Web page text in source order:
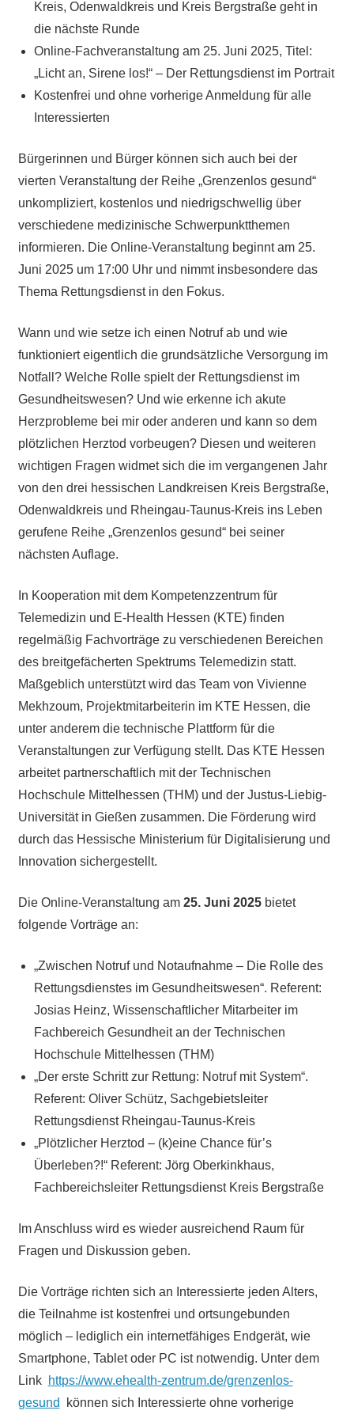
Kreis, Odenwaldkreis und Kreis Bergstraße geht in
die nächste Runde
Online-Fachveranstaltung am 25. Juni 2025, Titel:
„Licht an, Sirene los!“ – Der Rettungsdienst im Portrait
Kostenfrei und ohne vorherige Anmeldung für alle
Interessierten
Bürgerinnen und Bürger können sich auch bei der
vierten Veranstaltung der Reihe „Grenzenlos gesund“
unkompliziert, kostenlos und niedrigschwellig über
verschiedene medizinische Schwerpunktthemen
informieren. Die Online-Veranstaltung beginnt am 25.
Juni 2025 um 17:00 Uhr und nimmt insbesondere das
Thema Rettungsdienst in den Fokus.
Wann und wie setze ich einen Notruf ab und wie
funktioniert eigentlich die grundsätzliche Versorgung im
Notfall? Welche Rolle spielt der Rettungsdienst im
Gesundheitswesen? Und wie erkenne ich akute
Herzprobleme bei mir oder anderen und kann so dem
plötzlichen Herztod vorbeugen? Diesen und weiteren
wichtigen Fragen widmet sich die im vergangenen Jahr
von den drei hessischen Landkreisen Kreis Bergstraße,
Odenwaldkreis und Rheingau-Taunus-Kreis ins Leben
gerufene Reihe „Grenzenlos gesund“ bei seiner
nächsten Auflage.
In Kooperation mit dem Kompetenzzentrum für
Telemedizin und E-Health Hessen (KTE) finden
regelmäßig Fachvorträge zu verschiedenen Bereichen
des breitgefächerten Spektrums Telemedizin statt.
Maßgeblich unterstützt wird das Team von Vivienne
Mekhzoum, Projektmitarbeiterin im KTE Hessen, die
unter anderem die technische Plattform für die
Veranstaltungen zur Verfügung stellt. Das KTE Hessen
arbeitet partnerschaftlich mit der Technischen
Hochschule Mittelhessen (THM) und der Justus-Liebig-
Universität in Gießen zusammen. Die Förderung wird
durch das Hessische Ministerium für Digitalisierung und
Innovation sichergestellt.
Die Online-Veranstaltung am 25. Juni 2025bietet
folgende Vorträge an:
„Zwischen Notruf und Notaufnahme – Die Rolle des
Rettungsdienstes im Gesundheitswesen“. Referent:
Josias Heinz, Wissenschaftlicher Mitarbeiter im
Fachbereich Gesundheit an der Technischen
Hochschule Mittelhessen (THM)
„Der erste Schritt zur Rettung: Notruf mit System“.
Referent: Oliver Schütz, Sachgebietsleiter
Rettungsdienst Rheingau-Taunus-Kreis
„Plötzlicher Herztod – (k)eine Chance für’s
Überleben?!“ Referent: Jörg Oberkinkhaus,
Fachbereichsleiter Rettungsdienst Kreis Bergstraße
Im Anschluss wird es wieder ausreichend Raum für
Fragen und Diskussion geben.
Die Vorträge richten sich an Interessierte jeden Alters,
die Teilnahme ist kostenfrei und ortsungebunden
möglich – lediglich ein internetfähiges Endgerät, wie
Smartphone, Tablet oder PC ist notwendig. Unter dem
Link https://www.ehealth-zentrum.de/grenzenlos-
gesund können sich Interessierte ohne vorherige